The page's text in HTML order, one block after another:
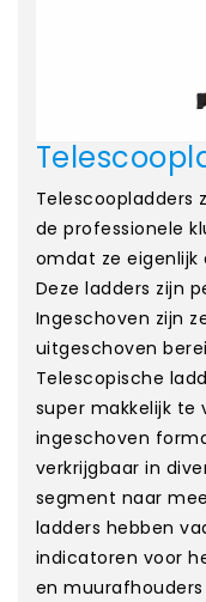
Telescoopladders
de professionele
omdat ze eigenlijk
Deze ladders zijn
Ingeschoven zijn
uitgeschoven
Telescopische
super makkelijk
ingeschoven
verkrijgbaar in
segment naar
ladders hebben
indicatoren voor
en